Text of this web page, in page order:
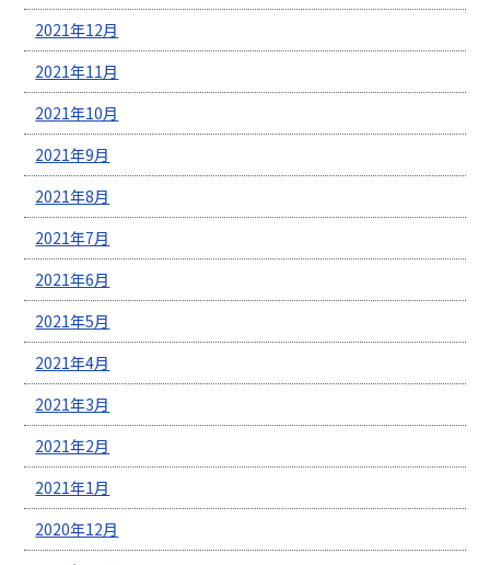
2021年12月
2021年11月
2021年10月
2021年9月
2021年8月
2021年7月
2021年6月
2021年5月
2021年4月
2021年3月
2021年2月
2021年1月
2020年12月